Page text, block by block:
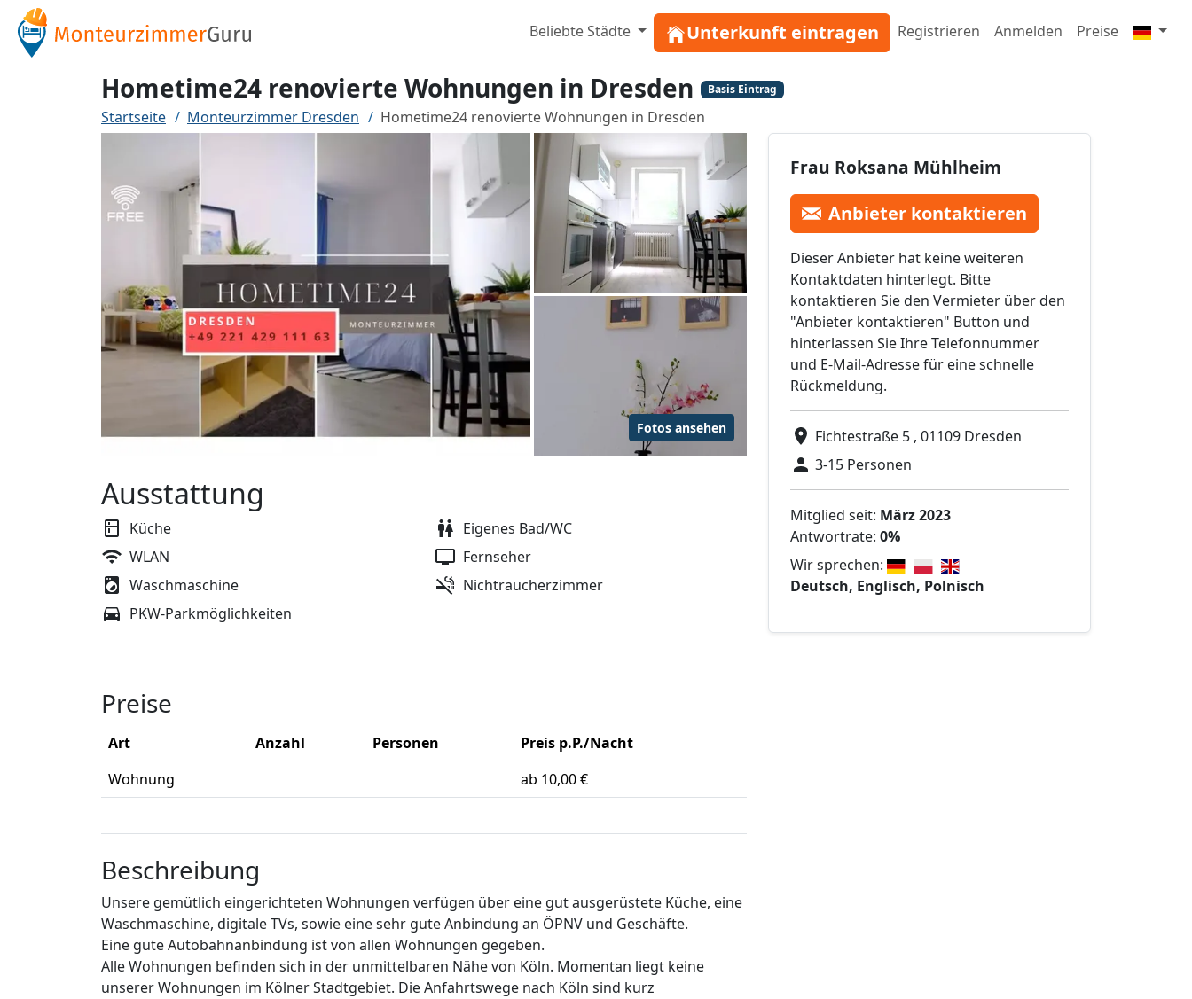
Beliebte Städte Unterkunft eintragen Registrieren Anmelden Preise
Hometime24 renovierte Wohnungen in Dresden Basis Eintrag
Startseite Monteurzimmer Dresden Hometime24 renovierte Wohnungen in Dresden
Fotos ansehen
Frau Roksana Mühlheim
Anbieter kontaktieren
Dieser Anbieter hat keine weiteren
Kontaktdaten hinterlegt. Bitte
kontaktieren Sie den Vermieter über den
"Anbieter kontaktieren" Button und
hinterlassen Sie Ihre Telefonnummer
und E-Mail-Adresse für eine schnelle
Rückmeldung.
Fichtestraße 5 , 01109 Dresden
3-15 Personen
Mitglied seit: März 2023
Antwortrate: 0%
Wir sprechen:
Deutsch, Englisch, Polnisch
Ausstattung
Küche
Eigenes Bad/WC
WLAN
Fernseher
Waschmaschine
Nichtraucherzimmer
PKW-Parkmöglichkeiten
Preise
Art Anzahl Personen
Preis p.P./Nacht
Wohnung
ab 10,00 €
Beschreibung
Unsere gemütlich eingerichteten Wohnungen verfügen über eine gut ausgerüstete Küche, eine
Waschmaschine, digitale TVs, sowie eine sehr gute Anbindung an ÖPNV und Geschäfte.
Eine gute Autobahnanbindung ist von allen Wohnungen gegeben.
Alle Wohnungen befinden sich in der unmittelbaren Nähe von Köln. Momentan liegt keine
unserer Wohnungen im Kölner Stadtgebiet. Die Anfahrtswege nach Köln sind kurz